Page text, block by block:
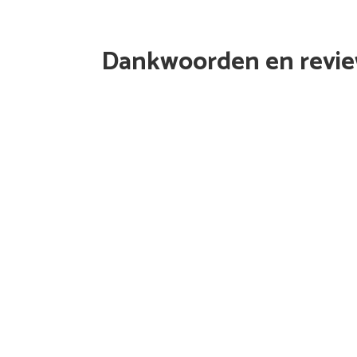
Dankwoorden en